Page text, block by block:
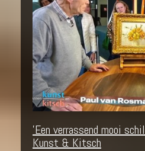
'Een verrassend mooi
Kunst & Kitsch